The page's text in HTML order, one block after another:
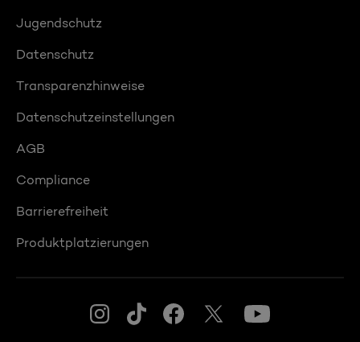
Jugendschutz
Datenschutz
Transparenzhinweise
Datenschutzeinstellungen
AGB
Compliance
Barrierefreiheit
Produktplatzierungen